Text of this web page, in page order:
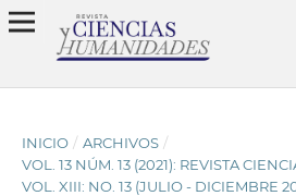
INICIO / ARCHIVOS /
VOL. 13 NÚM. 13 (2021): REVISTA
VOL. XIII: NO. 13 (JULIO - DICIEMBRE